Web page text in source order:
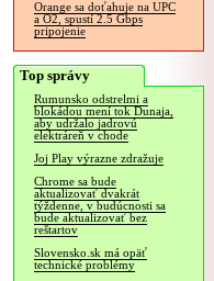
Orange sa doťahuje na UPC
a O2, spustí 2.5 Gbps
pripojenie
Top správy
Rumunsko odstrelmi a
blokádou mení tok Dunaja,
aby udržalo jadrovú
elektráreň v chode
Joj Play výrazne zdražuje
Chrome sa bude
aktualizovať dvakrát
týždenne, v budúcnosti sa
bude aktualizovať bez
reštartov
Slovensko.sk má opäť
technické problémy